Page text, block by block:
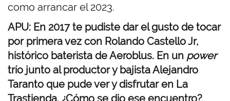
como arrancar el 2023.
APU: En 2017 te pudiste dar el gusto de tocar
por primera vez con Rolando Castello Jr,
histórico baterista de Aeroblus. En un power
trío junto al productor y bajista Alejandro
Taranto que pude ver y disfrutar en La
Trastienda. ¿Cómo se dio ese encuentro?